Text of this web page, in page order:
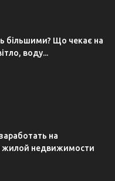
більшими? Що чекає на
воду...
на
жилой недвижимости